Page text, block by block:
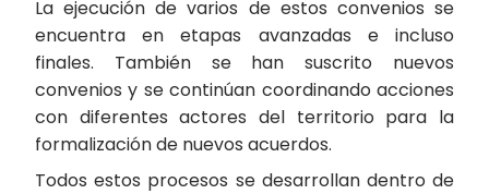
La ejecución de varios de estos convenios se
encuentra en etapas avanzadas e incluso
finales. También se han suscrito nuevos
convenios y se continúan coordinando acciones
con diferentes actores del territorio para la
formalización de nuevos acuerdos.
Todos estos procesos se desarrollan dentro de